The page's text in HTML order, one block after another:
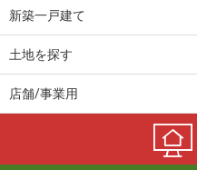
新築一戸建て
土地を探す
店舗/事業用